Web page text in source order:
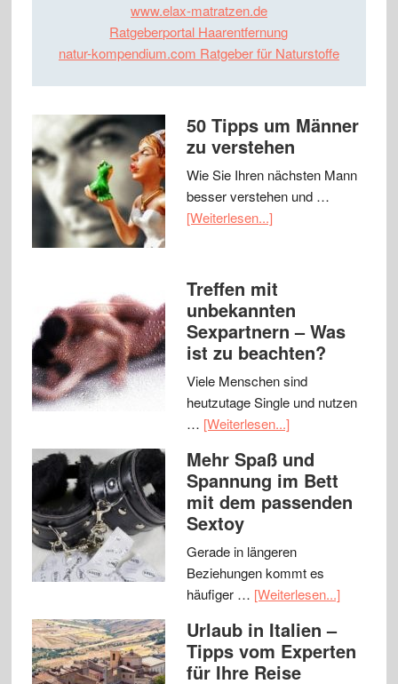
www.elax-matratzen.de
Ratgeberportal Haarentfernung
natur-kompendium.com Ratgeber für Naturstoffe
50 Tipps um Männer
zu verstehen
Wie Sie Ihren nächsten Mann
besser verstehen und …
[Weiterlesen...]
Treffen mit
unbekannten
Sexpartnern – Was
ist zu beachten?
Viele Menschen sind
heutzutage Single und nutzen
… [Weiterlesen...]
Mehr Spaß und
Spannung im Bett
mit dem passenden
Sextoy
Gerade in längeren
Beziehungen kommt es
häufiger … [Weiterlesen...]
Urlaub in Italien –
Tipps vom Experten
für Ihre Reise